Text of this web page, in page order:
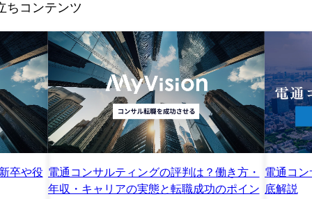
ちコンテンツ
卒や役 電通コンサルティングの評判は？働き方・
年収・キャリアの実態と転職成功のポイン
電通コ
底解説